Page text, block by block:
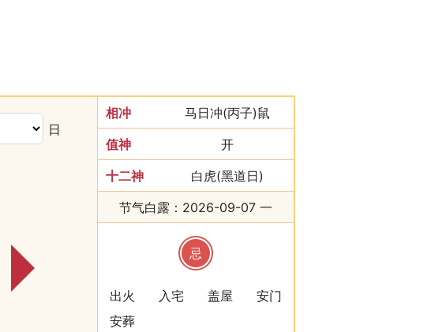
日
相冲
马日冲(丙子)鼠
值神
开
十二神
白虎(黑道日)
节气白露：2026-09-07 一
忌
出火 入宅 盖屋
安门
安葬